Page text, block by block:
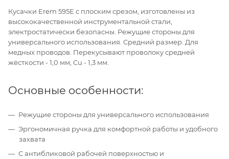
Кусачки Erem 595E с плоским срезом, изготовлены из
высококачественной инструментальной стали,
электростатически безопасны. Режущие стороны для
универсального использования. Средний размер. Для
медных проводов. Перекусывают проволоку средней
жёсткости - 1,0 мм, Cu - 1,3 мм.
Основные особенности:
Режущие стороны для универсального использования
Эргономичная ручка для комфортной работы и удобного
захвата
С антибликовой рабочей поверхностью и